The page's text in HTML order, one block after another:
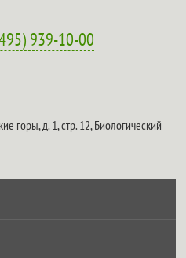
939-10-00
горы, д. 1, стр. 12,Биологический